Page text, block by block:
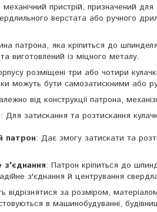
пристрій, призначений для
верстата або ручного
патрона, яка кріпиться до
виготовлений із міцного металу.
розміщені три або чотири
можуть бути самозатискними або
від конструкції патрона,
: Для затискання та розтискання
патрон: Дає змогу затискати та
з'єднання: Патрон кріпиться до
з'єднання й центрування
за розміром,
в машинобудуванні,